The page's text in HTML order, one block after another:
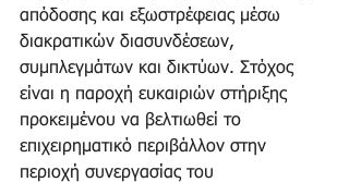
απόδοσης και εξωστρέφειας μέσω
διακρατικών διασυνδέσεων,
συμπλεγμάτων και δικτύων. Στόχος
είναι η παροχή ευκαιριών στήριξης
προκειμένου να βελτιωθεί το
επιχειρηματικό περιβάλλον στην
περιοχή συνεργασίας του